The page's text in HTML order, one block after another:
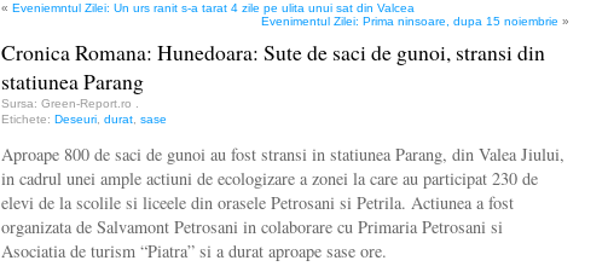
« Eveniemntul Zilei: Un urs ranit s-a tarat 4 zile pe ulita unui sat din Valcea
Evenimentul Zilei: Prima ninsoare, dupa 15 noiembrie »
Cronica Romana: Hunedoara: Sute de saci de gunoi, stransi din
statiunea Parang
Sursa: Green-Report.ro
Etichete: Deseuri durat sase
Aproape 800 de saci de gunoi au fost stransi in statiunea Parang, din Valea Jiului,
in cadrul unei ample actiuni de ecologizare a zonei la care au participat 230 de
elevi de la scolile si liceele din orasele Petrosani si Petrila. Actiunea a fost
organizata de Salvamont Petrosani in colaborare cu Primaria Petrosani si
Asociatia de turism “Piatra” si a durat aproape sase ore.